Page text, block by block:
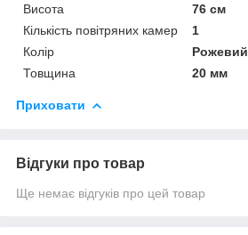
Висота
76 см
Кількість повітряних камер
1
Колір
Рожевий
Товщина
20 мм
Приховати
Відгуки про товар
Ще немає відгуків про цей товар